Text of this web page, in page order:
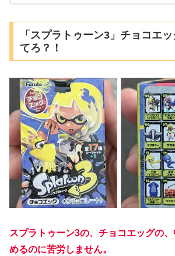
「スプラトゥーン3」チョコエ
てろ？！
スプラトゥーン3の、チョコエッグの
めるのに苦労しません。